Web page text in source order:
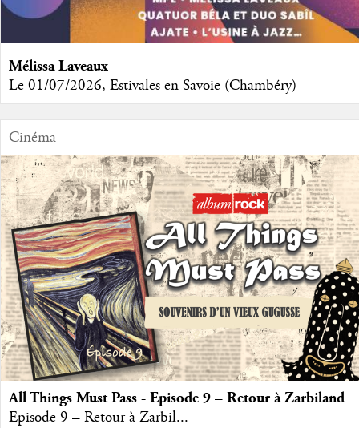
Mélissa Laveaux
Le 01/07/2026, Estivales en Savoie (Chambéry)
Cinéma
All Things Must Pass - Episode 9 – Retour à Zarbiland
Episode 9 – Retour à Zarbil...